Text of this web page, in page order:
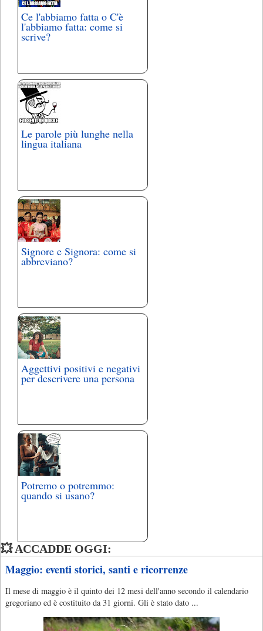
Ce l'abbiamo fatta o C'è
l'abbiamo fatta: come si
scrive?
Le parole più lunghe nella
lingua italiana
Signore e Signora: come si
abbreviano?
Aggettivi positivi e negativi
per descrivere una persona
Potremo o potremmo:
quando si usano?
💥 ACCADDE OGGI:
Maggio: eventi storici, santi e ricorrenze
Il mese di maggio è il quinto dei 12 mesi dell'anno secondo il calendario
gregoriano ed è costituito da 31 giorni. Gli è stato dato ...